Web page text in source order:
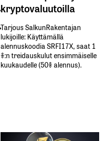
kryptovaluutoilla
Tarjous SalkunRakentajan
lukijoille: Käyttämällä​ ​
alennuskoodia​ ​SRFI17X,​ ​saat​ ​1
%:n treidauskulut​ ​ensimmäiselle​ ​
kuukaudelle​ ​(50%​ ​alennus).